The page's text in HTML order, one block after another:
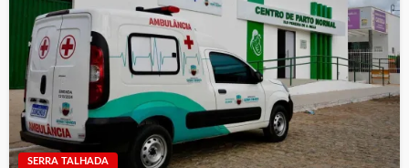
SERRA TALHADA